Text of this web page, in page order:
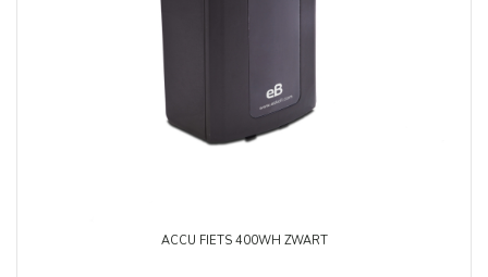
ACCU FIETS 400WH ZWART